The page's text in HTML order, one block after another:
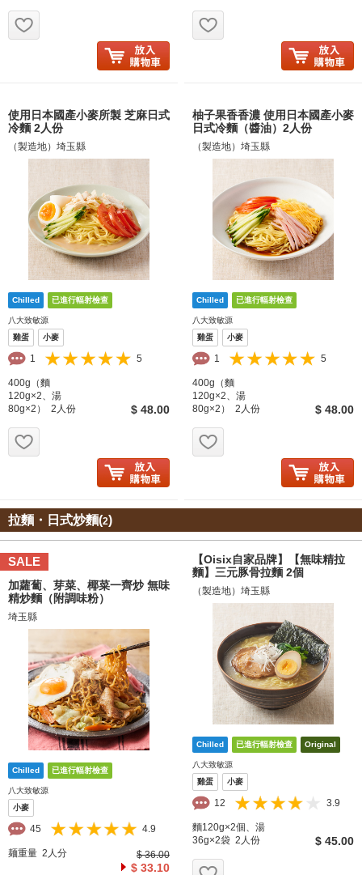
使用日本國產小麥所製 芝麻日式
冷麵 2人份
（製造地）埼玉縣
八大致敏源
雞蛋
小麥
1 5
400g（麵
120g×2、湯
80g×2） 2人份
$ 48.00
柚子果香香濃 使用日本國產小麥
日式冷麵（醬油）2人份
（製造地）埼玉縣
八大致敏源
雞蛋
小麥
1 5
400g（麵
120g×2、湯
80g×2） 2人份
$ 48.00
拉麵・日式炒麵(2)
SALE
加蘿蔔、芽菜、椰菜一齊炒 無味
精炒麵（附調味粉）
埼玉縣
八大致敏源
小麥
45 4.9
麺重量 2人分 $ 36.00
$ 33.10
【Oisix自家品牌】【無味精拉
麵】三元豚骨拉麵 2個
（製造地）埼玉縣
八大致敏源
雞蛋
小麥
12 3.9
麵120g×2個、湯
36g×2袋 2人份
$ 45.00